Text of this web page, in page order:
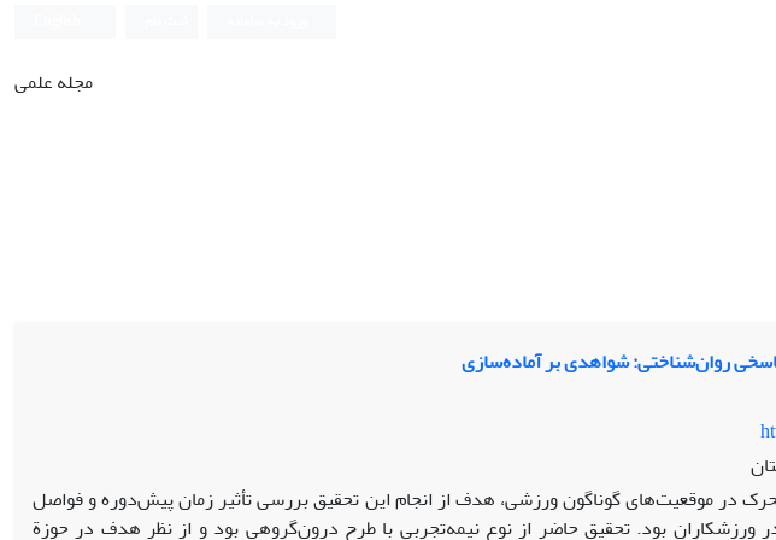
مجله علمی
روان‌شناختی: شواهدی بر آماده‌سازی
در موقعیت‌های گوناگون ورزشی، هدف از انجام این تحقیق بررسی تأثیر زمان پیش‌دوره و فواصل
بود. تحقیق حاضر از نوع نیمه‌تجربی با طرح درون‌گروهی بود و از نظر هدف در حوزة